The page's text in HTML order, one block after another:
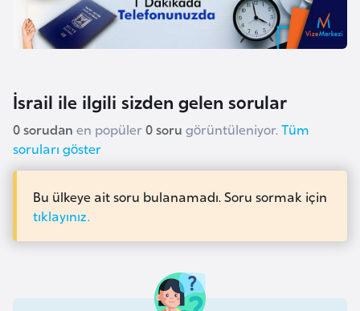
İsrail ile ilgili sizden gelen sorular
0 sorudan en popüler0 soru görüntüleniyor. Tüm
soruları göster
Bu ülkeye ait soru bulanamadı. Soru sormak için
tıklayınız.
o
s
H
e
r
s
k